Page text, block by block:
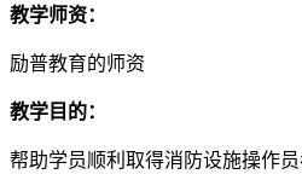
教学师资：
励普教育的师资
教学目的：
帮助学员顺利取得消防设施操作